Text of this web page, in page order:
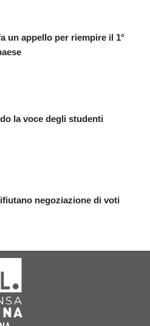
un appello per riempire il 1°
la voce degli studenti
negoziazione di voti